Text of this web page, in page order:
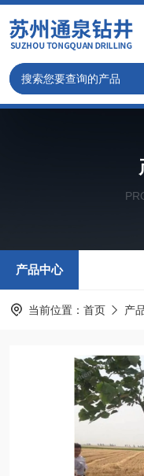
产品中心
当前位置： 首页 产